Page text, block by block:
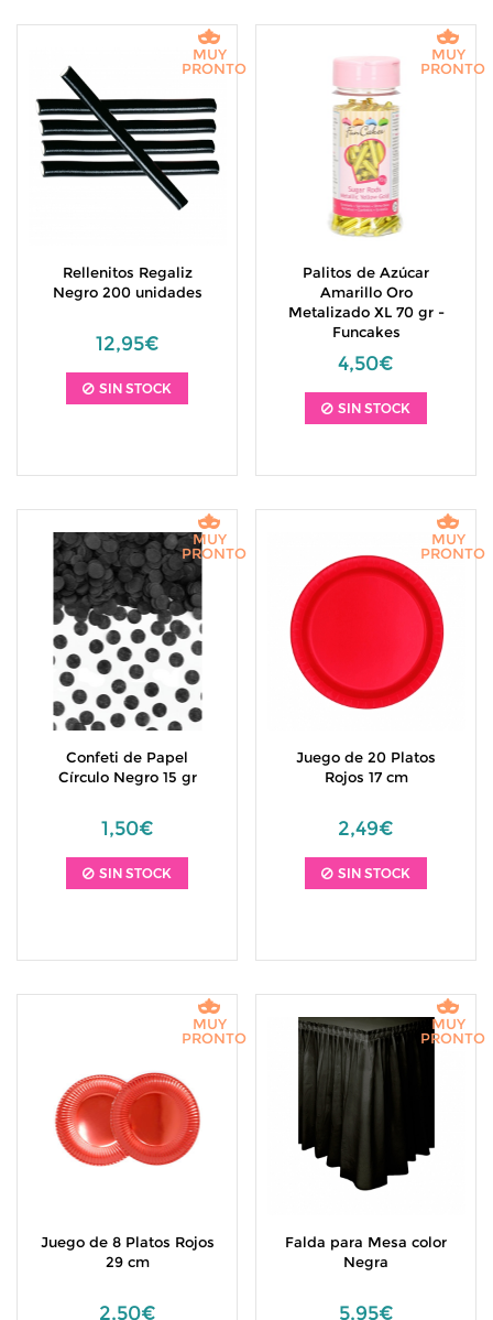
Rellenitos Regaliz
Negro 200 unidades
12,95€
SIN STOCK
MUY
PRONTO
Palitos de Azúcar
Amarillo Oro
Metalizado XL 70 gr -
Funcakes
4,50€
SIN STOCK
MUY
PRONTO
Confeti de Papel
Círculo Negro 15 gr
1,50€
SIN STOCK
MUY
PRONTO
Juego de 20 Platos
Rojos 17 cm
2,49€
SIN STOCK
MUY
PRONTO
Juego de 8 Platos Rojos
29 cm
2,50€
MUY
PRONTO
Falda para Mesa color
Negra
5,95€
MUY
PRONTO